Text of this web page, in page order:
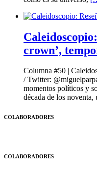
crown’,
Columna #50 |
/ Twitter:
momentos políticos y
década de los noventa,
COLABORADORES
COLABORADORES